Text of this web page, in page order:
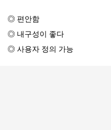
◎ 편안함
◎ 내구성이 좋다
◎ 사용자 정의 가능